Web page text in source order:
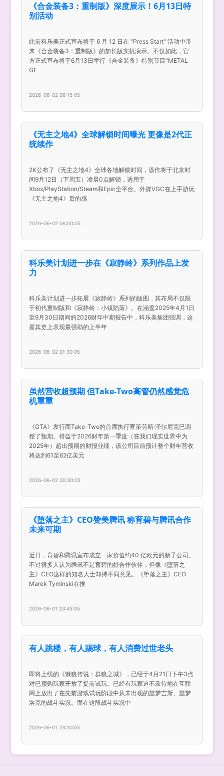
《合金装备3：重制版》深度展示！6月13日特
别活动
此前科乐美正式宣布将于 6 月 12 日在 "Press Start" 活动中带
来《合金装备3：重制版》的加长版实机演示。不仅如此，官
方正式宣布将于6月13日举行《合金装备》特别节目“METAL
GE
2026-06-02 06:15:05
《无主之地4》全球解锁时间曝光 更像是2代正
统续作
2K公布了《无主之地4》全球各地解锁时间，该作将于北京时
间9月12日（下周五）凌晨0点解锁，适用于
Xbox/PlayStation/Steam和Epic全平台。外媒VGC在上手游玩
《无主之地4》后的感
2026-06-02 06:00:05
科乐美计划进一步在《寂静岭》系列作品上发
力
科乐美计划进一步拓展《寂静岭》系列的版图，其布局不仅限
于初代重制版和《寂静岭：小镇陷落》。在涵盖2025年4月1日
至9月30日期间的2026财年中期报告中，科乐美集团强调，这
是其史上表现最强劲的上半年
2026-06-02 01:30:05
虽然营收超预期 但Take-Two高管仍然感觉危
机重重
《GTA》发行商Take-Two的首席执行官策劳斯·泽尔尼克已调
整了预期。得益于2026财年第一季度（在我们现实世界中为
2025年）超出预期的财报业绩，该公司目前预计整个财年营收
将达到61至62亿美元
2026-06-02 00:30:05
《堕落之主》CEO赞美腾讯 称育碧与腾讯合作
未来可期
近日，育碧和腾讯宣布成立一家价值约40 亿欧元的新子公司。
不过很多人认为腾讯不是育碧的好合作伙伴，但像《堕落之
主》CEO这样的知名人士却持不同意见。《堕落之主》CEO
Marek Tyminski在推
2026-06-01 23:45:05
有人跳楼，有人踢球，有人消费过世老头
即将上线的《饿狼传说：群狼之城》，已经于4月21日下午3点
对已预购玩家开放了提前试玩。已经有玩家迫不及待地在互联
网上放出了在先前游戏试玩阶段中从未出现的噩梦吉斯、噩梦
洛克的战斗实况。而在这段战斗实况中
2026-06-01 23:30:05